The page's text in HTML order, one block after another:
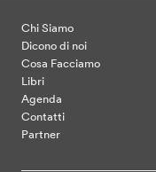
Chi Siamo
Dicono di noi
Cosa Facciamo
Libri
Agenda
Contatti
Partner